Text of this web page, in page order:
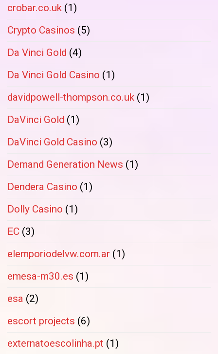
crobar.co.uk (1)
Crypto Casinos (5)
Da Vinci Gold (4)
Da Vinci Gold Casino (1)
davidpowell-thompson.co.uk (1)
DaVinci Gold (1)
DaVinci Gold Casino (3)
Demand Generation News (1)
Dendera Casino (1)
Dolly Casino (1)
EC (3)
elemporiodelvw.com.ar (1)
emesa-m30.es (1)
esa (2)
escort projects (6)
externatoescolinha.pt (1)